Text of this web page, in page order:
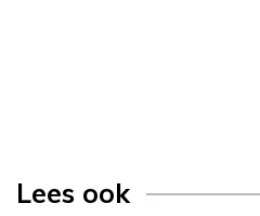
Lees ook